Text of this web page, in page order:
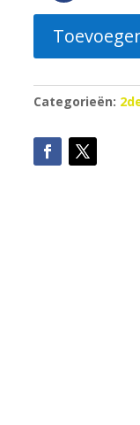
Categorieën: